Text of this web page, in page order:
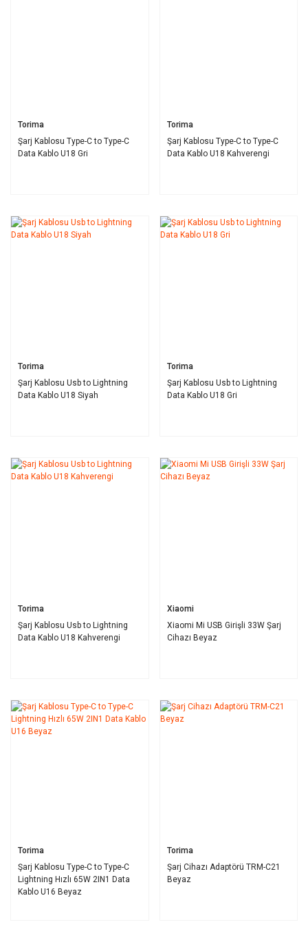
Torima
Şarj Kablosu Type-C to Type-C
Data Kablo U18 Gri
Torima
Şarj Kablosu Type-C to Type-C
Data Kablo U18 Kahverengi
Torima
Şarj Kablosu Usb to Lightning
Data Kablo U18 Siyah
Torima
Şarj Kablosu Usb to Lightning
Data Kablo U18 Gri
Torima
Şarj Kablosu Usb to Lightning
Data Kablo U18 Kahverengi
Xiaomi
Xiaomi Mi USB Girişli 33W Şarj
Cihazı Beyaz
Torima
Şarj Kablosu Type-C to Type-C
Lightning Hızlı 65W 2IN1 Data
Kablo U16 Beyaz
Torima
Şarj Cihazı Adaptörü TRM-C21
Beyaz